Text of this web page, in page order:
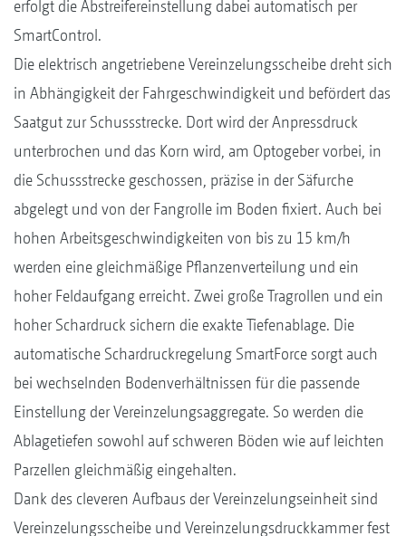
erfolgt die Abstreifereinstellung dabei automatisch per
SmartControl.
Die elektrisch angetriebene Vereinzelungsscheibe dreht sich
in Abhängigkeit der Fahrgeschwindigkeit und befördert das
Saatgut zur Schussstrecke. Dort wird der Anpressdruck
unterbrochen und das Korn wird, am Optogeber vorbei, in
die Schussstrecke geschossen, präzise in der Säfurche
abgelegt und von der Fangrolle im Boden fixiert. Auch bei
hohen Arbeitsgeschwindigkeiten von bis zu 15 km/h
werden eine gleichmäßige Pflanzenverteilung und ein
hoher Feldaufgang erreicht. Zwei große Tragrollen und ein
hoher Schardruck sichern die exakte Tiefenablage. Die
automatische Schardruckregelung SmartForce sorgt auch
bei wechselnden Bodenverhältnissen für die passende
Einstellung der Vereinzelungsaggregate. So werden die
Ablagetiefen sowohl auf schweren Böden wie auf leichten
Parzellen gleichmäßig eingehalten.
Dank des cleveren Aufbaus der Vereinzelungseinheit sind
Vereinzelungsscheibe und Vereinzelungsdruckkammer fest